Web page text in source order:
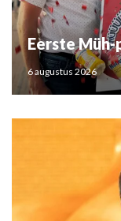
Eerste
6 augustus 2026